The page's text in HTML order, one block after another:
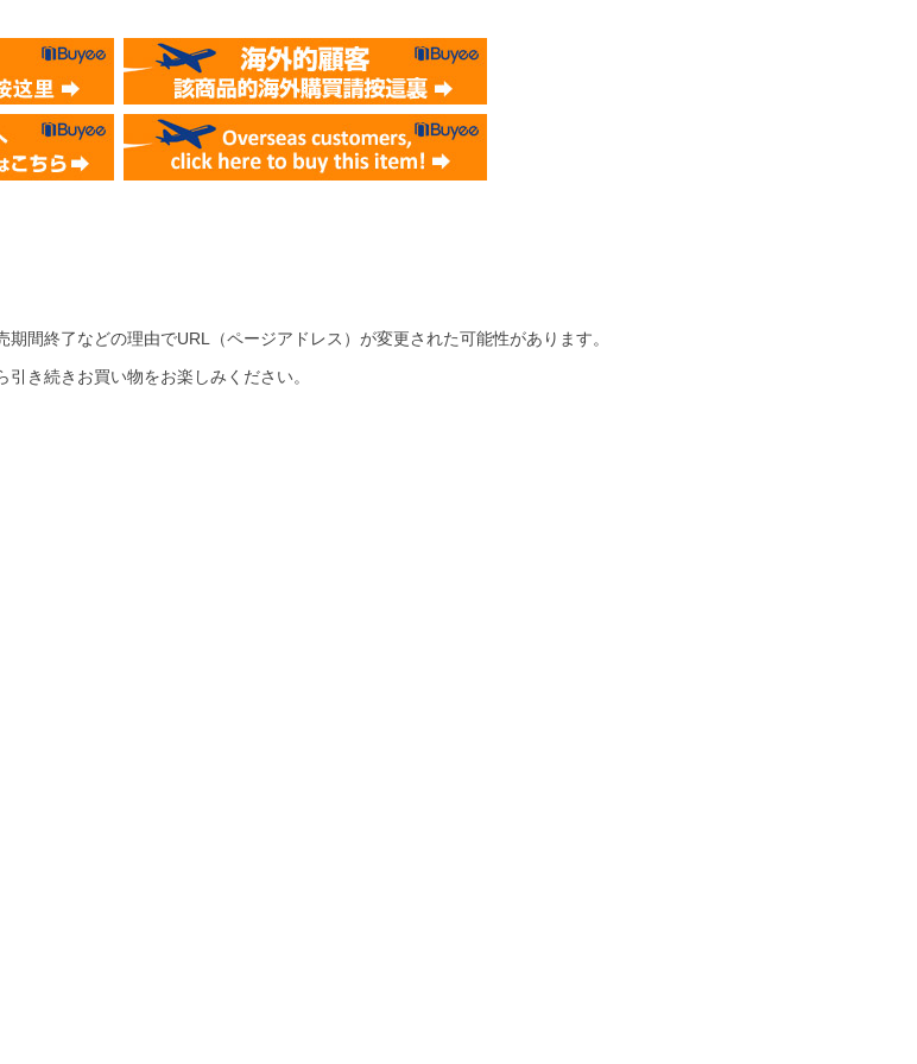
間終了などの理由でURL（ページアドレス）が変更された可能性があります。
き続きお買い物をお楽しみください。